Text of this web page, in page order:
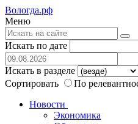
Вологда.рф
Меню
Искать по дате
Искать в разделе
Сортировать
По
Новости
Экономика